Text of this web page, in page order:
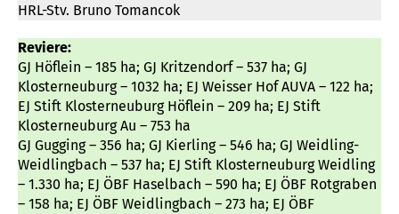
HRL-Stv. Bruno Tomancok
Reviere:
GJ Höflein – 185 ha; GJ Kritzendorf – 537 ha; GJ
Klosterneuburg – 1032 ha; EJ Weisser Hof AUVA – 122 ha;
EJ Stift Klosterneuburg Höflein – 209 ha; EJ Stift
Klosterneuburg Au – 753 ha
GJ Gugging – 356 ha; GJ Kierling – 546 ha; GJ Weidling-
Weidlingbach – 537 ha; EJ Stift Klosterneuburg Weidling
– 1.330 ha; EJ ÖBF Haselbach – 590 ha; EJ ÖBF Rotgraben
– 158 ha; EJ ÖBF Weidlingbach – 273 ha; EJ ÖBF